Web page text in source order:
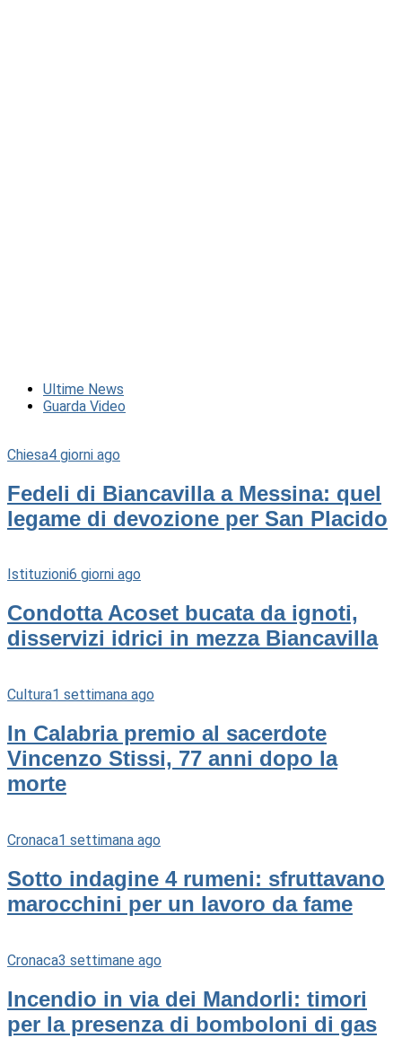
Ultime News
Guarda Video
Chiesa4 giorni ago
Fedeli di Biancavilla a Messina: quel
legame di devozione per San Placido
Istituzioni6 giorni ago
Condotta Acoset bucata da ignoti,
disservizi idrici in mezza Biancavilla
Cultura1 settimana ago
In Calabria premio al sacerdote
Vincenzo Stissi, 77 anni dopo la
morte
Cronaca1 settimana ago
Sotto indagine 4 rumeni: sfruttavano
marocchini per un lavoro da fame
Cronaca3 settimane ago
Incendio in via dei Mandorli: timori
per la presenza di bomboloni di gas